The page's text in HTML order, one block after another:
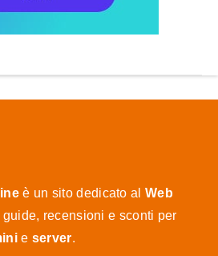
è un sito dedicato al Web
recensioni e sconti per
e server.